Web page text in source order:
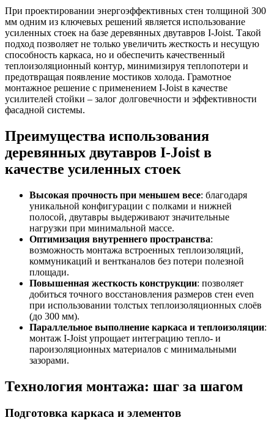
При проектировании энергоэффективных стен толщиной 300
мм одним из ключевых решений является использование
усиленных стоек на базе деревянных двутавров I-Joist. Такой
подход позволяет не только увеличить жесткость и несущую
способность каркаса, но и обеспечить качественный
теплоизоляционный контур, минимизируя теплопотери и
предотвращая появление мостиков холода. Грамотное
монтажное решение с применением I-Joist в качестве
усилителей стойки – залог долговечности и эффективности
фасадной системы.
Преимущества использования
деревянных двутавров I-Joist в
качестве усиленных стоек
Высокая прочность при меньшем весе: благодаря
уникальной конфигурации с полками и нижней
полосой, двутавры выдерживают значительные
нагрузки при минимальной массе.
Оптимизация внутреннего пространства:
возможность монтажа встроенных теплоизоляций,
коммуникаций и вентканалов без потери полезной
площади.
Повышенная жесткость конструкции: позволяет
добиться точного восстановления размеров стен even
при использовании толстых теплоизоляционных слоёв
(до 300 мм).
Параллельное выполнение каркаса и теплоизоляции:
монтаж I-Joist упрощает интеграцию тепло- и
пароизоляционных материалов с минимальными
зазорами.
Технология монтажа: шаг за шагом
Подготовка каркаса и элементов